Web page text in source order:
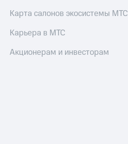
Карта салонов экосистемы МТС
Карьера в МТС
Акционерам и инвесторам